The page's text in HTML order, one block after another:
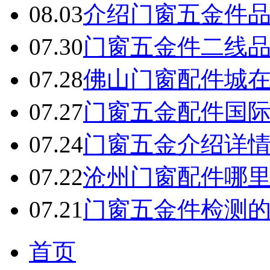
08.03介绍门窗五金件
07.30门窗五金件二线
07.28佛山门窗配件城
07.27门窗五金配件国
07.24门窗五金介绍详
07.22沧州门窗配件哪
07.21门窗五金件检测
首页